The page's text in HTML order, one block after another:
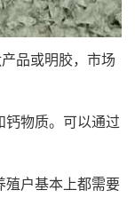
品或明胶，市场
物质。可以通过
户基本上都需要